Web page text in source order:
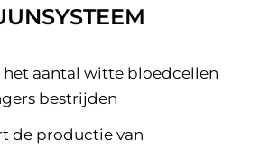
aantal witte bloedcellen
bestrijden
de productie van